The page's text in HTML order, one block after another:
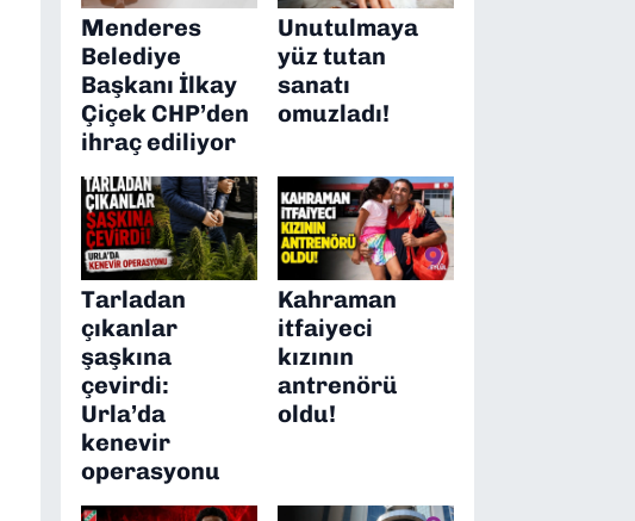
Menderes
Belediye
Başkanı İlkay
Çiçek CHP’den
ihraç ediliyor
Unutulmaya
yüz tutan
sanatı
omuzladı!
Tarladan
çıkanlar
şaşkına
çevirdi:
Urla’da
kenevir
operasyonu
Kahraman
itfaiyeci
kızının
antrenörü
oldu!